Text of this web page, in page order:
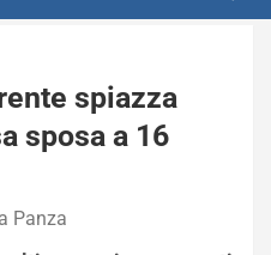
spiazza
sposa a 16
Panza